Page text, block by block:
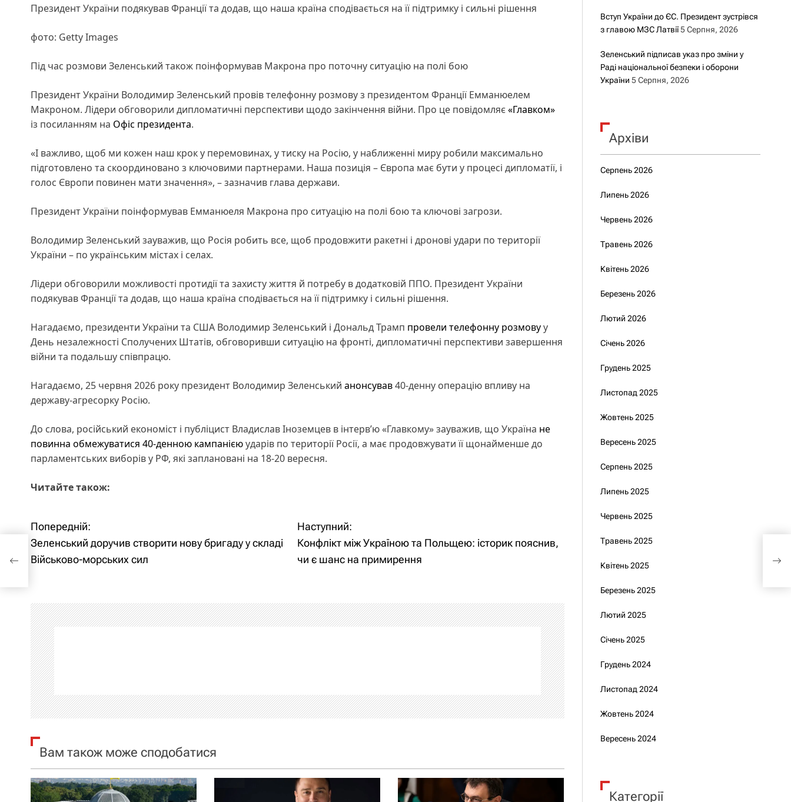
Президент України подякував Франції та додав, що наша країна сподівається на її підтримку і сильні рішення
фото: Getty Images
Під час розмови Зеленський також поінформував Макрона про поточну ситуацію на полі бою
Президент України Володимир Зеленський провів телефонну розмову з президентом Франції Емманюелем
Макроном. Лідери обговорили дипломатичні перспективи щодо закінчення війни. Про це повідомляє«Главком»
із посиланням на Офіс президента.
«І важливо, щоб ми кожен наш крок у перемовинах, у тиску на Росію, у наближенні миру робили максимально
підготовлено та скоординовано з ключовими партнерами. Наша позиція – Європа має бути у процесі дипломатії, і
голос Європи повинен мати значення», – зазначив глава держави.
Президент України поінформував Емманюеля Макрона про ситуацію на полі бою та ключові загрози.
Володимир Зеленський зауважив, що Росія робить все, щоб продовжити ракетні і дронові удари по території
України – по українським містах і селах.
Лідери обговорили можливості протидії та захисту життя й потребу в додатковій ППО. Президент України
подякував Франції та додав, що наша країна сподівається на її підтримку і сильні рішення.
Нагадаємо, президенти України та США Володимир Зеленський і Дональд Трамп провели телефонну розмовуу
День незалежності Сполучених Штатів, обговоривши ситуацію на фронті, дипломатичні перспективи завершення
війни та подальшу співпрацю.
Нагадаємо, 25 червня 2026 року президент Володимир Зеленський анонсував40-денну операцію впливу на
державу-агресорку Росію.
До слова, російський економіст і публіцист Владислав Іноземцев в інтерв’ю «Главкому» зауважив, що Україна не
повинна обмежуватися 40-денною кампанієюударів по території Росії, а має продовжувати її щонайменше до
парламентських виборів у РФ, які заплановані на 18-20 вересня.
Читайте також:
Н
а
і
г
а
ц
і
я
а
Попередній:
Зеленський доручив створити нову бригаду у складі
Військово-морських сил
Наступний:
Конфлікт між Україною та Польщею: історик пояснив,
чи є шанс на примирення
Вам також може сподобатися
Вступ України до ЄС. Президент зустрівся
з главою МЗС Латвії 5 Серпня, 2026
Зеленський підписав указ про зміни у
Раді національної безпеки і оборони
України 5 Серпня, 2026
Архіви
Серпень 2026
Липень 2026
Червень 2026
Травень 2026
Квітень 2026
Березень 2026
Лютий 2026
Січень 2026
Грудень 2025
Листопад 2025
Жовтень 2025
Вересень 2025
Серпень 2025
Липень 2025
Червень 2025
Травень 2025
Квітень 2025
Березень 2025
Лютий 2025
Січень 2025
Грудень 2024
Листопад 2024
Жовтень 2024
Вересень 2024
Категорії